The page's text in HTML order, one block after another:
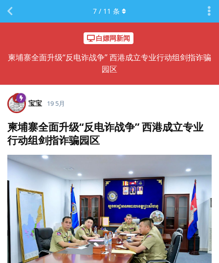
白嫖网新闻
柬埔寨全面升级“反电诈战争” 西港成立专业行动组剑指诈骗
园区
7 / 11 条
宝宝 19 5月
柬埔寨全面升级“反电诈战争” 西港成立专业
行动组剑指诈骗园区